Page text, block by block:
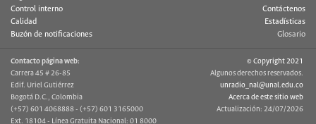
Control interno
Calidad
Buzón de notificaciones
Contáctenos
Estadísticas
Glosario
Contacto página web:
Carrera 45 # 26-85
Edif. Uriel Gutiérrez
Bogotá D.C., Colombia
(+57) 601 4068888 - (+57) 601 3165000
Ext. 18104 - Línea Gratuita Nacional: 01 8000
© Copyright 2021
Algunos derechos reservados.
unradio_nal@unal.edu.co
Acerca de este sitio web
Actualización: 24/07/2026